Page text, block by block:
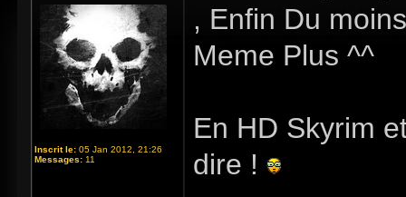
Inscrit le: 05 Jan 2012, 21:26
Messages: 11
, Enfin Du
Meme Plus ^^
En HD Skyrim
dire !